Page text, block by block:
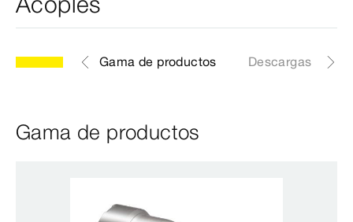
Gama de productos Descargas
Gama de productos